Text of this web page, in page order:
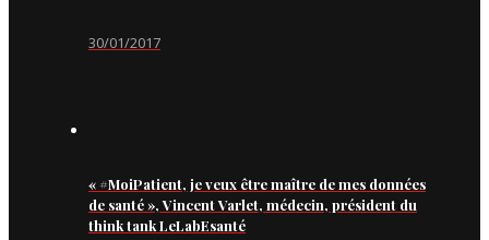
30/01/2017
« #MoiPatient, je veux être maître de mes données
de santé », Vincent Varlet, médecin, président du
think tank LeLabEsanté